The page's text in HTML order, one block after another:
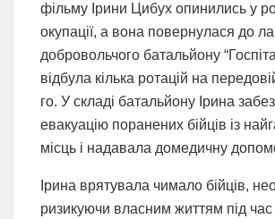
фільму Ірини Цибух опинились у
окупації, а вона повернулася до
добровольчого батальйону
відбула кілька ротацій на
го. У складі батальйону Ірина
евакуацію поранених бійців із
місць і надавала домедичну
Ірина врятувала чимало бійців,
ризикуючи власним життям під час